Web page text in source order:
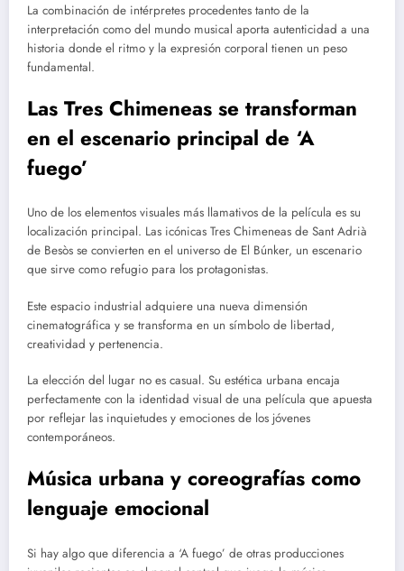
La combinación de intérpretes procedentes tanto de la
interpretación como del mundo musical aporta autenticidad a una
historia donde el ritmo y la expresión corporal tienen un peso
fundamental.
Las Tres Chimeneas se transforman
en el escenario principal de ‘A
fuego’
Uno de los elementos visuales más llamativos de la película es su
localización principal. Las icónicas Tres Chimeneas de Sant Adrià
de Besòs se convierten en el universo de El Búnker, un escenario
que sirve como refugio para los protagonistas.
Este espacio industrial adquiere una nueva dimensión
cinematográfica y se transforma en un símbolo de libertad,
creatividad y pertenencia.
La elección del lugar no es casual. Su estética urbana encaja
perfectamente con la identidad visual de una película que apuesta
por reflejar las inquietudes y emociones de los jóvenes
contemporáneos.
Música urbana y coreografías como
lenguaje emocional
Si hay algo que diferencia a ‘A fuego’ de otras producciones